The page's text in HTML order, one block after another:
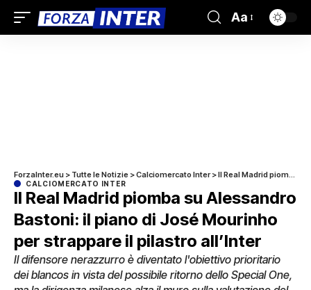
Aa
ForzaInter.eu > Tutte le Notizie >Calciomercato Inter>Il Real Madrid piomba su Alessandro Bastoni: il piano di José Mourinho per strappare il pilastro all’Inter
CALCIOMERCATO INTER
Il Real Madrid piomba su Alessandro
Bastoni: il piano di José Mourinho
per strappare il pilastro all’Inter
Il difensore nerazzurro è diventato l'obiettivo prioritario
dei blancos in vista del possibile ritorno dello Special One,